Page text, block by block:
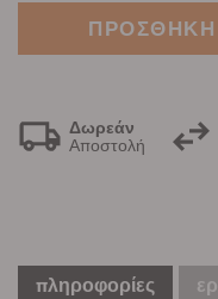
ΠΡΟΣΘΗΚΗ
Δωρεάν
Αποστολή
πληροφορίες